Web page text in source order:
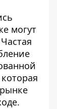
могут